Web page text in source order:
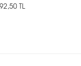
TL